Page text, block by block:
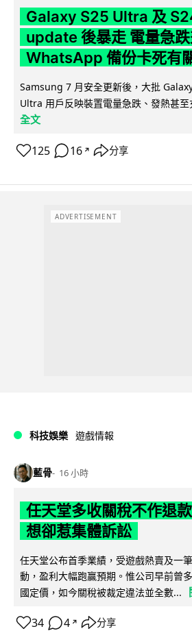
Galaxy S25 Ultra 及
update 後暴走 電量急
WhatsApp 備份卡死有
Samsung 7 月安全更新後，大批
Ultra 用戶反映裝置電量急跌、發熱甚至
全文
125 16 ↗ 分享
ADVERTISEMENT
科技娛樂 遊戲情報
藍骨 16 小時
任天堂多收關稅不作退
想卻惹集體訴訟
任天堂公布首季業績，受遊戲熱賣及一
動，盈利大幅跑贏預期。惟公司早前曾
國定價，如今關稅被裁定違法並全數...
34 4 ↗ 分享